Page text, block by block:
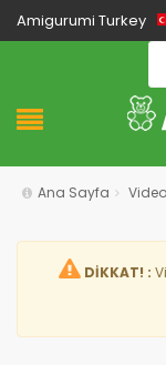
Amigurumi Turkey
Ana Sayfa
DİKKAT! :